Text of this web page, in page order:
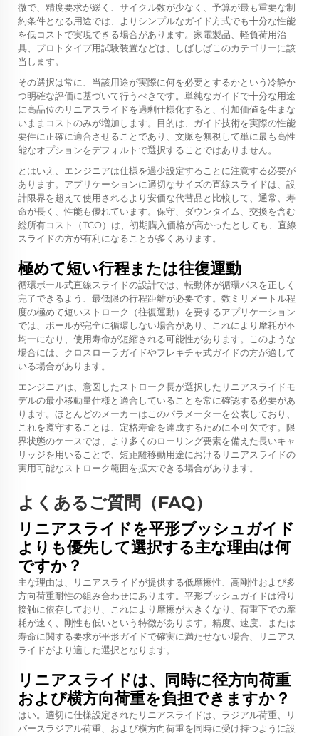
微で、精度要求が緩く、サイクル数が少なく、予算が最も重要な制
約条件となる用途では、よりシンプルなガイド方式でも十分な性能
を低コストで実現できる場合があります。家電製品、軽負荷用治
具、プロトタイプ用試験装置などは、しばしばこのカテゴリーに該
当します。
その選択は常に、当該用途が実際に何を必要とするかという冷静か
つ明確な評価に基づいて行うべきです。単純なガイドで十分な用途
に高品位のリニアスライドを過剰仕様化すると、付加価値を生まな
いままコストのみが増加します。目的は、ガイド技術を実際の性能
要件に正確に適合させることであり、文脈を無視して単に最も高性
能なオプションをデフォルトで選択することではありません。
とはいえ、エンジニアは仕様を過少設定することに注意する必要が
あります。アプリケーションに適切なサイズの直線スライドは、設
計限界を超えて使用されるより安価な代替品と比較して、通常、寿
命が長く、性能も優れています。保守、ダウンタイム、交換を含む
総所有コスト（TCO）は、初期購入価格が高かったとしても、直線
スライドの方が有利になることが多くあります。
極めて短い行程または往復運動
循環ボール式直線スライドの設計では、転動体が循環パスを正しく
完了できるよう、最低限の行程距離が必要です。数ミリメートル程
度の極めて短いストローク（往復運動）を要するアプリケーション
では、ボールが完全に循環しない場合があり、これにより摩耗が不
均一になり、使用寿命が短縮される可能性があります。このような
場合には、クロスローラガイドやフレキチャ式ガイドの方が適して
いる場合があります。
エンジニアは、意図したストローク長が選択したリニアスライドモ
デルの最小移動量仕様と適合していることを常に確認する必要があ
ります。ほとんどのメーカーはこのパラメーターを公表しており、
これを遵守することは、定格寿命を達成するために不可欠です。限
界状態のケースでは、より多くのローリング要素を備えた長いキャ
リッジを用いることで、短距離移動用途におけるリニアスライドの
実用可能なストローク範囲を拡大できる場合があります。
よくあるご質問（FAQ）
リニアスライドを平形ブッシュガイド
よりも優先して選択する主な理由は何
ですか？
主な理由は、リニアスライドが提供する低摩擦性、高剛性および多
方向荷重耐性の組み合わせにあります。平形ブッシュガイドは滑り
接触に依存しており、これにより摩擦が大きくなり、荷重下での摩
耗が速く、剛性も低いという特徴があります。精度、速度、または
寿命に関する要求が平形ガイドで確実に満たせない場合、リニアス
ライドがより適した選択となります。
リニアスライドは、同時に径方向荷重
および横方向荷重を負担できますか？
はい。適切に仕様設定されたリニアスライドは、ラジアル荷重、リ
バースラジアル荷重、および横方向荷重を同時に受け持つように設